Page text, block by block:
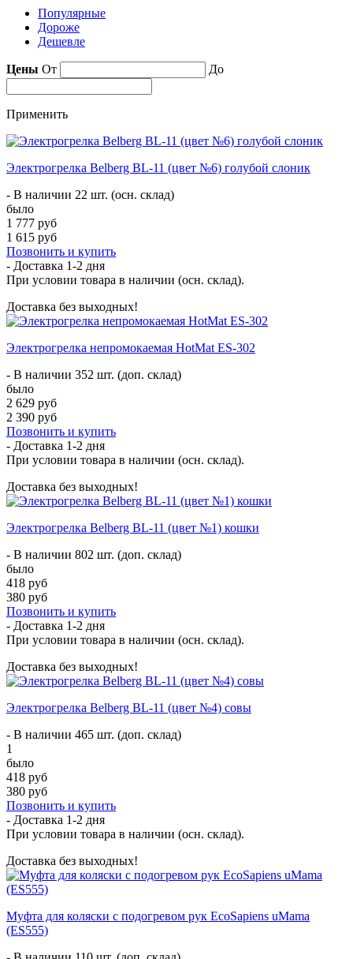
Популярные
Дороже
Дешевле
Цены От До
Применить
Электрогрелка Belberg BL-11 (цвет №6) голубой слоник
- В наличии 22 шт. (осн. склад)
было
1 777 руб
1 615 руб
Позвонить и купить
- Доставка 1-2 дня
При условии товара в наличии (осн. склад).
Доставка без выходных!
Электрогрелка непромокаемая HotMat ES-302
- В наличии 352 шт. (доп. склад)
было
2 629 руб
2 390 руб
Позвонить и купить
- Доставка 1-2 дня
При условии товара в наличии (осн. склад).
Доставка без выходных!
Электрогрелка Belberg BL-11 (цвет №1) кошки
- В наличии 802 шт. (доп. склад)
было
418 руб
380 руб
Позвонить и купить
- Доставка 1-2 дня
При условии товара в наличии (осн. склад).
Доставка без выходных!
Электрогрелка Belberg BL-11 (цвет №4) совы
- В наличии 465 шт. (доп. склад)
1
было
418 руб
380 руб
Позвонить и купить
- Доставка 1-2 дня
При условии товара в наличии (осн. склад).
Доставка без выходных!
Муфта для коляски с подогревом рук EcoSapiens uMama
(ES555)